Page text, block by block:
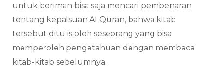
untuk beriman bisa saja mencari pembenaran
tentang kepalsuan Al Quran, bahwa kitab
tersebut ditulis oleh seseorang yang bisa
memperoleh pengetahuan dengan membaca
kitab-kitab sebelumnya.